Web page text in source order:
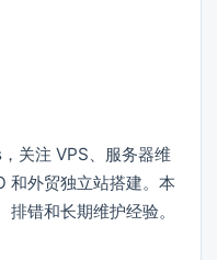
关注 VPS、服务器维
和外贸独立站搭建。本
错和长期维护经验。